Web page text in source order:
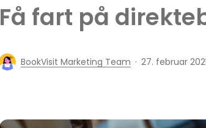
Få fart på
BookVisit Marketing Team 27. februar